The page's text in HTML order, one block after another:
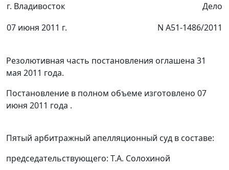
г. Владивосток
Дело
07 июня 2011 г.
N А51-1486/2011
Резолютивная часть постановления оглашена 31
мая 2011 года.
Постановление в полном объеме изготовлено 07
июня 2011 года .
Пятый арбитражный апелляционный суд в составе:
председательствующего: Т.А. Солохиной